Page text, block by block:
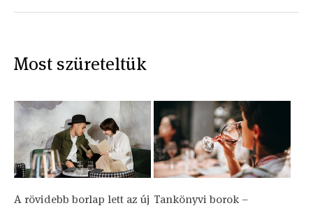
Most szüreteltük
A rövidebb borlap lett az új Tankönyvi borok –